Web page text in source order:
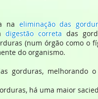
na eliminação das
digestão corretadas
(num órgão como o
do organismo.
gorduras, melhorando o
há uma maior